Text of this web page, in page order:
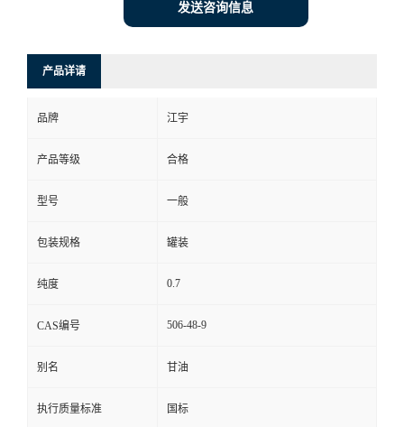
发送咨询信息
产品详请
品牌 江宇
产品等级 合格
型号 一般
包装规格 罐装
纯度 0.7
CAS编号 506-48-9
别名 甘油
执行质量标准 国标